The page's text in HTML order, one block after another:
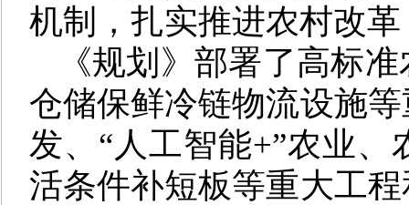
机制，扎实推进农村改
《规划》部署了高标
仓储保鲜冷链物流设施
发、“人工智能+”农业
活条件补短板等重大工